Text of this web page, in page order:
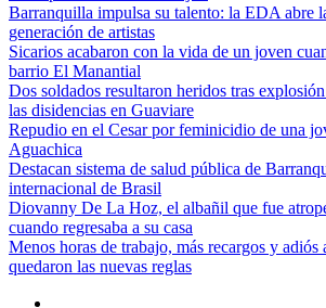
Barranquilla impulsa su talento: la EDA abre
generación de artistas
Sicarios acabaron con la vida de un joven
barrio El Manantial
Dos soldados resultaron heridos tras
las disidencias en Guaviare
Repudio en el Cesar por feminicidio de una
Aguachica
Destacan sistema de salud pública de
internacional de Brasil
Diovanny De La Hoz, el albañil que fue
cuando regresaba a su casa
Menos horas de trabajo, más recargos y
quedaron las nuevas reglas